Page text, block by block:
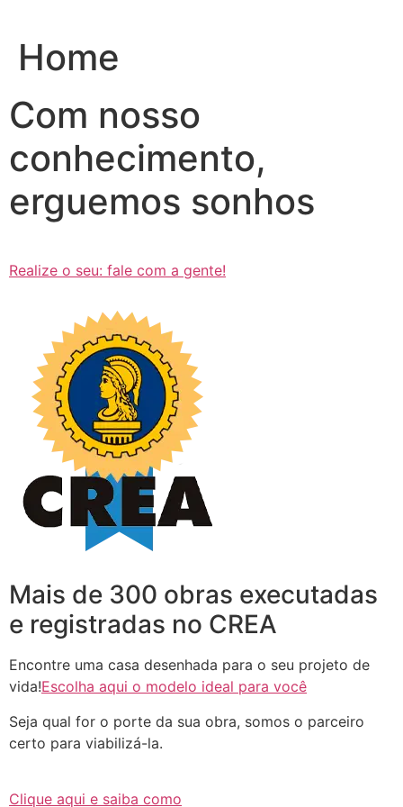
conteúdo
Home
Com nosso
conhecimento,
erguemos sonhos
Realize o seu: fale com a gente!
Mais de 300 obras executadas
e registradas no CREA
Encontre uma casa desenhada para o seu projeto de
vida!Escolha aqui o modelo ideal para você
Seja qual for o porte da sua obra, somos o parceiro
certo para viabilizá-la.
Clique aqui e saiba como